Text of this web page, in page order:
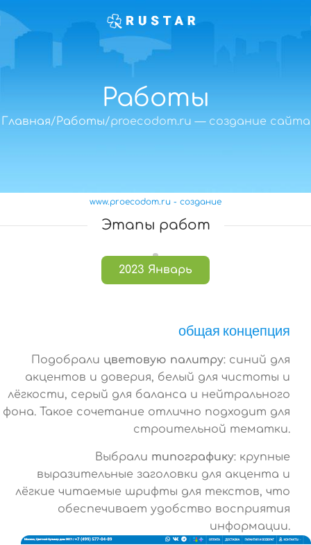
Работы
Главная Работы proecodom.ru — создание сайта
www.proecodom.ru - создание
Этапы работ
2023 Январь
общая концепция
Подобрали цветовую палитру: синий для
акцентов и доверия, белый для чистоты и
лёгкости, серый для баланса и нейтрального
фона. Такое сочетание отлично подходит для
строительной тематки.
Выбрали типографику: крупные
выразительные заголовки для акцента и
лёгкие читаемые шрифты для текстов, что
обеспечивает удобство восприятия
информации.